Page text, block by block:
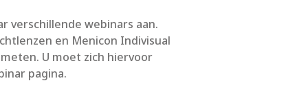
verschillende webinars aan.
en Menicon Indivisual
U moet zich hiervoor
pagina.